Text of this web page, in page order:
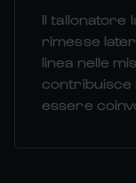
Il tallonatore
rimesse
linea nelle
contribuisce
essere